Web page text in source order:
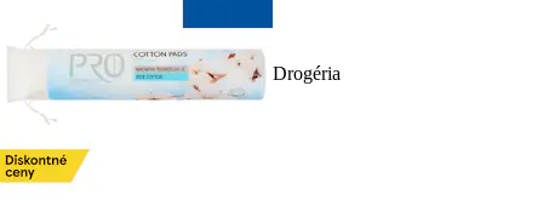
Drogéria